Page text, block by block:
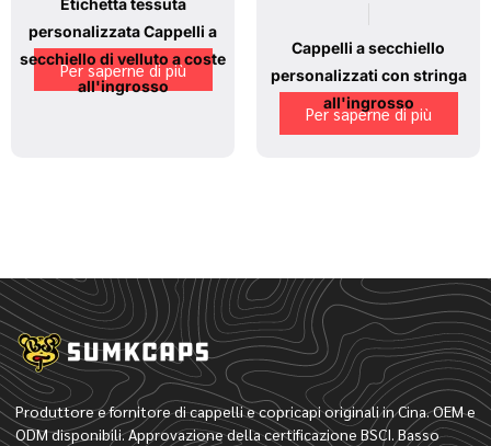
personalizzata Cappelli a
secchiello di velluto a coste
all'ingrosso
Per saperne di più
Cappelli a secchiello
personalizzati con stringa
all'ingrosso
Per saperne di più
Produttore e fornitore di cappelli e copricapi originali in Cina. OEM e
ODM disponibili. Approvazione della certificazione BSCI. Basso